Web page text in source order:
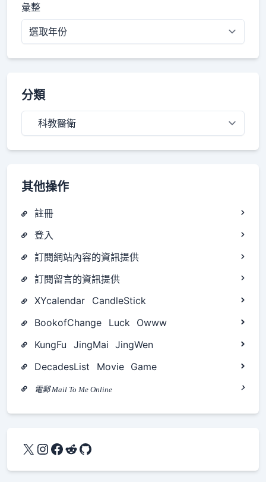
彙整
分類
類
其他操作
註冊
登入
訂閱網站內容的資訊提供
訂閱留言的資訊提供
XYcalendar
CandleStick
BookofChange
Luck
Owww
KungFu
JingMai
JingWen
DecadesList
Movie Game
電郵 Mail To Me Online
X Instagram
Facebook
Reddit
GitHub